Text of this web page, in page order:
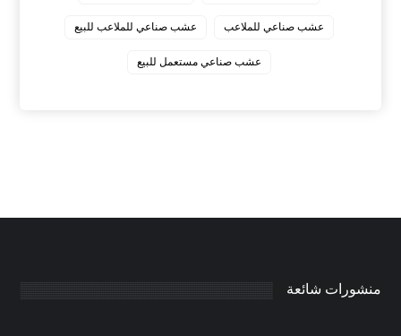
عشب صناعي للملاعب عشب صناعي للملاعب للبيع
عشب صناعي مستعمل للبيع
منشورات شائعة